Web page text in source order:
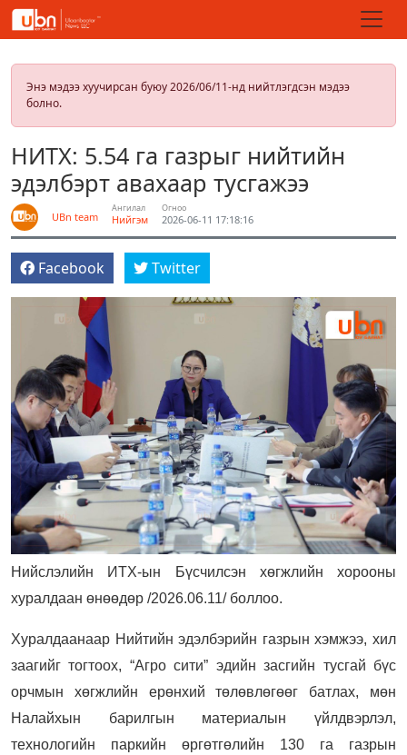
Энэ мэдээ хуучирсан буюу 2026/06/11-нд нийтлэгдсэн мэдээ
болно.
НИТХ: 5.54 га газрыг нийтийн
эдэлбэрт авахаар тусгажээ
UBn team
Ангилал
Нийгэм
Огноо
2026-06-11 17:18:16
Facebook Twitter
Нийслэлийн ИТХ-ын Бүсчилсэн хөгжлийн хорооны
хуралдаан өнөөдөр /2026.06.11/ боллоо.
Хуралдаанаар Нийтийн эдэлбэрийн газрын хэмжээ, хил
заагийг тогтоох, “Агро сити” эдийн засгийн тусгай бүс
орчмын хөгжлийн ерөнхий төлөвлөгөөг батлах, мөн
Налайхын барилгын материалын үйлдвэрлэл,
технологийн паркийн өргөтгөлийн 130 га газрын